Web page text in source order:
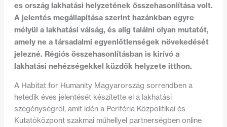
es ország lakhatási helyzetének összehasonlítása volt.
A jelentés megállapítása szerint hazánkban egyre
mélyül a lakhatási válság, és alig találni olyan mutatót,
amely ne a társadalmi egyenlőtlenségek növekedését
jelezné. Régiós összehasonlításban is kirívó a
lakhatási nehézségekkel küzdők helyzete itthon.
A Habitat for Humanity Magyarország sorrendben a
hetedik éves jelentését készítette el a lakhatási
szegénységről, amit idén a Periféria Közpolitikai és
Kutatóközpont szakmai műhellyel partnerségben online